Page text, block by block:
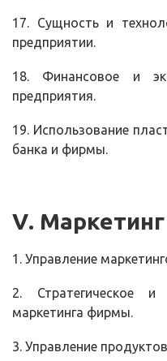
17. Сущность и
предприятии.
18. Финансовое и
предприятия.
19. Использование
банка и фирмы.
V. Маркетинг
1. Управление
2. Стратегическое и
маркетинга фирмы.
3. Управление